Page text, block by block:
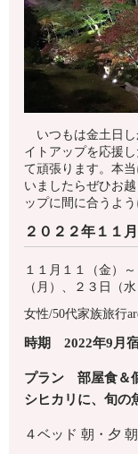
いつもは金土日し
イトアップを応援
て頑張ります。本
いましたらぜひお
ップに間に合うよ
２０２２年１１
１１月１１（金）
（月）、２３日（
女性/50代家族旅行
時期 2022年9月
プラン 部屋食＆
シヒカリに、旬の
４ベッド 朝・夕